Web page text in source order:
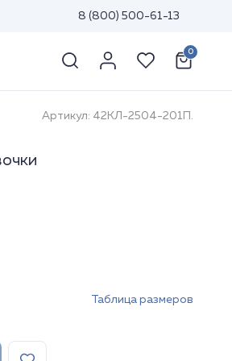
8 (800) 500-61-13
0
Артикул: 42КЛ-2504-201П.
Таблица размеров